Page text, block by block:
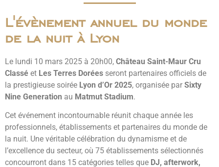
L'évènement annuel du monde
de la nuit à Lyon
Le lundi 10 mars 2025 à 20h00, Château Saint-Maur Cru
Classé et Les Terres Dorées seront partenaires officiels de
la prestigieuse soirée Lyon d’Or 2025, organisée par Sixty
Nine Generation au Matmut Stadium.
Cet événement incontournable réunit chaque année les
professionnels, établissements et partenaires du monde de
la nuit. Une véritable célébration du dynamisme et de
l’excellence du secteur, où 75 établissements sélectionnés
concourront dans 15 catégories telles que DJ, afterwork,